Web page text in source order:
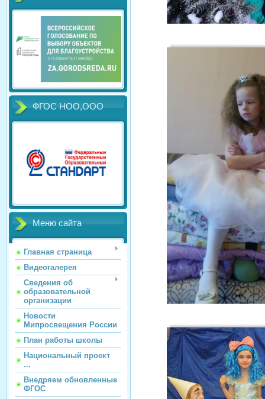
ФГОС НОО,ООО
Меню сайта
Главная страница
Видеогалерея
Сведения об
образовательной
организации
Новости
Мипросвещения России
План работы школы
Национальный проект
...
Внедряем обновленные
ФГОС